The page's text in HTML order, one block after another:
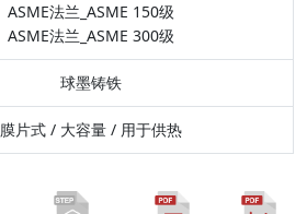
ASME法兰_ASME 150级
ASME法兰_ASME 300级
球墨铸铁
膜片式 / 大容量 / 用于供热